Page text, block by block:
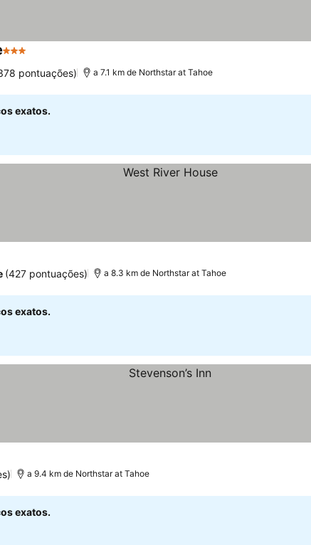
3 Estrelas
pontuações) a 7.1 km de Northstar at Tahoe
exatos.
(427 pontuações) a 8.3 km de Northstar at Tahoe
exatos.
a 9.4 km de Northstar at Tahoe
exatos.